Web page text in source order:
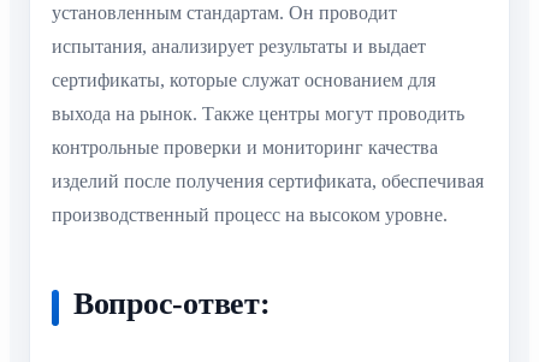
установленным стандартам. Он проводит
испытания, анализирует результаты и выдает
сертификаты, которые служат основанием для
выхода на рынок. Также центры могут проводить
контрольные проверки и мониторинг качества
изделий после получения сертификата, обеспечивая
производственный процесс на высоком уровне.
Вопрос-ответ: